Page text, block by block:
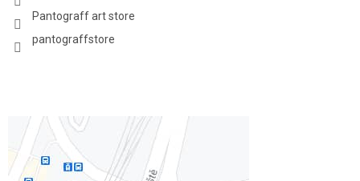
Pantograff art store
pantograffstore